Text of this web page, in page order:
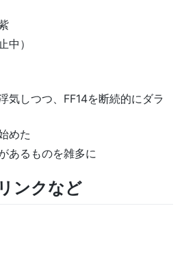
中）
気しつつ、FF14を断続的にダラ
めた
あるものを雑多に
ンクなど